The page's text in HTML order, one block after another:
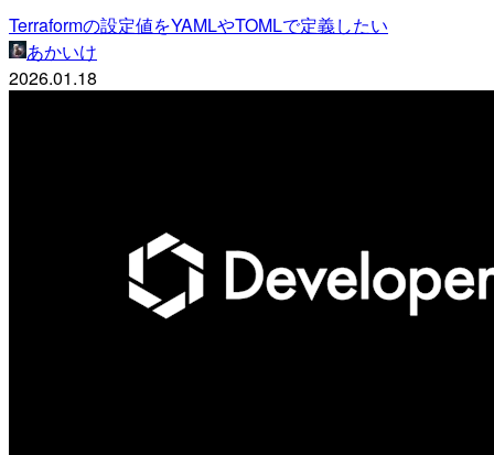
Terraformの設定値をYAMLやTOMLで定義したい
あかいけ
2026.01.18